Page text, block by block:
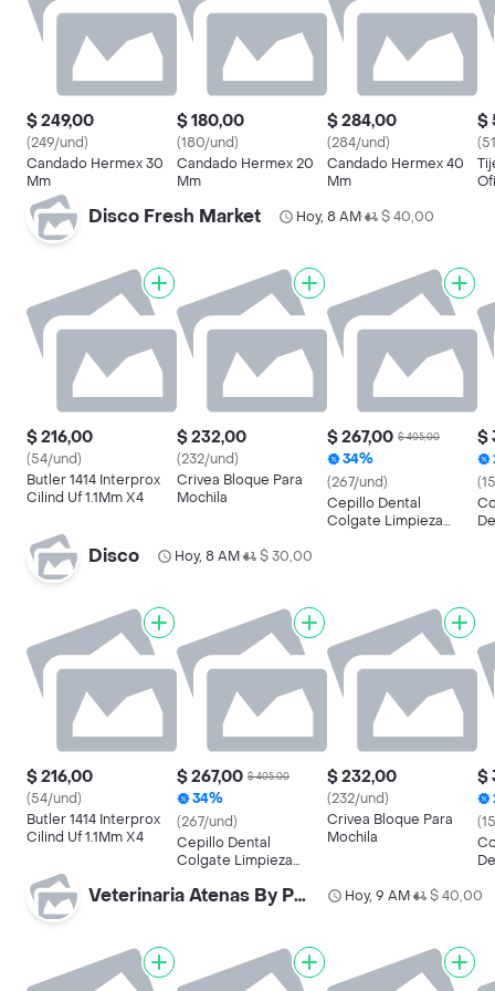
$ 249,00
(249/und)
Candado Hermex 30
Mm
$ 180,00
(180/und)
Candado Hermex 20
Mm
$ 284,00
(284/und)
Candado Hermex 40
Mm
$
Disco Fresh Market Hoy, 8 AM• $ 40,00
$ 216,00
(54/und)
Butler 1414 Interprox
Cilind Uf 1.1Mm X4
$ 232,00
(232/und)
Crivea Bloque Para
Mochila
$ 267,00 $ 405,00
34%
(267/und)
Cepillo Dental
Colgate Limpieza
$
Disco Hoy, 8 AM• $ 30,00
$ 216,00
(54/und)
Butler 1414 Interprox
Cilind Uf 1.1Mm X4
$ 267,00 $ 405,00
34%
(267/und)
Cepillo Dental
Colgate Limpieza
$ 232,00
(232/und)
Crivea Bloque Para
Mochila
$
Veterinaria Atenas By Palermo Hoy, 9 AM• $ 40,00